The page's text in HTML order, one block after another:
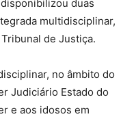
duas
multidisciplinar,
de Justiça.
no âmbito do
Judiciário Estado do
e aos idosos em